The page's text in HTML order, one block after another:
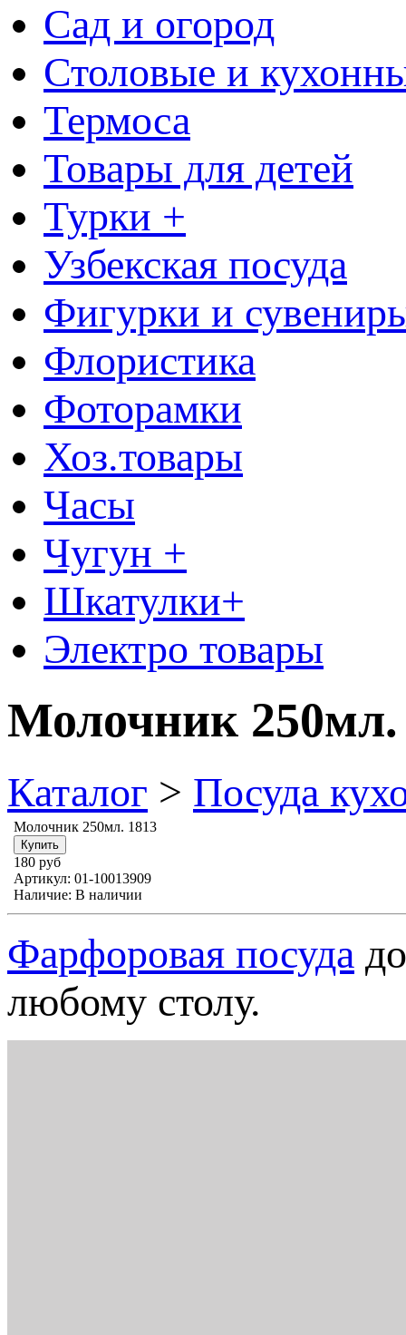
Сад и огород
Столовые и
Термоса
Товары для детей
Турки +
Узбекская посуда
Фигурки и
Флористика
Фоторамки
Хоз.товары
Часы
Чугун +
Шкатулки+
Электро товары
Молочник 250мл.
Каталог > Посуда
Молочник 250мл. 1813
180 руб
Артикул: 01-10013909
Наличие: В наличии
Фарфоровая посуда
любому столу.